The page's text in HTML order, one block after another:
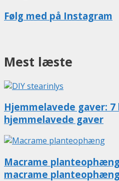
Følg med på Instagram
Mest læste
Hjemmelavede gaver:
hjemmelavede gaver
Macrame
macrame planteophæng